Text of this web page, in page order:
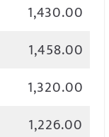
1,430.00
1,458.00
1,320.00
1,226.00